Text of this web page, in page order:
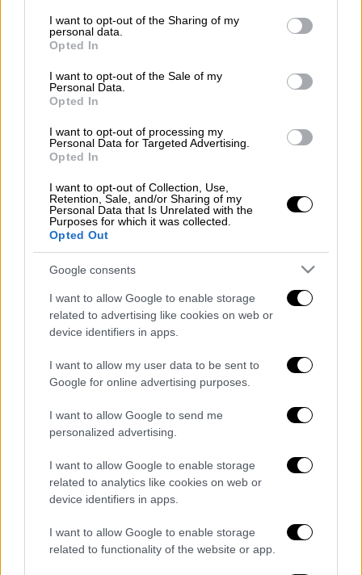
not limited to your visit or usage behaviour. You may click to
grant or deny consent to Google and its third-party tags to
use your data for below specified purposes in below Google
consent section.
I want to opt-out of the Sharing of my
personal data.
Opted In
I want to opt-out of the Sale of my
Personal Data.
Opted In
I want to opt-out of processing my
Personal Data for Targeted Advertising.
Opted In
I want to opt-out of Collection, Use,
Retention, Sale, and/or Sharing of my
Personal Data that Is Unrelated with the
Purposes for which it was collected.
Opted Out
Google consents
I want to allow Google to enable storage
related to advertising like cookies on web or
device identifiers in apps.
I want to allow my user data to be sent to
Google for online advertising purposes.
I want to allow Google to send me
personalized advertising.
I want to allow Google to enable storage
related to analytics like cookies on web or
device identifiers in apps.
I want to allow Google to enable storage
related to functionality of the website or app.
ΔΙΑΒΑΣΤΕ ΕΠΙΣΗΣ
Λέκκας: «Κίνδυνος για ισχυρό σεισμό
και τσουνάμι ανά πάσα στιγμή» στην
Κωνσταντινούπολη
Αμέσως στελέχη Λ.Σ.-ΕΛ.ΑΚΤ. με τη
συνδρομή περιπολικού σκάφους
περισυνέλεξανέναν 23χρονο αλλοδαπό και
τον μετέφεραν αρχικά στη στεριά, όπου
εξετάσθηκεαπό πλήρωμα ασθενοφόρου του
ΕΚΑΒ, ενώ στη συνέχεια διακομίστηκε στο
ΑΧΕΠΑ» Νοσοκομείο Θεσσαλονίκης, για
Τα σχολιά σας δημοσιεύονται άμεσα με δική σας ευθύνη. Το
ΕΘΝΟΣ θα παρεμβαίνει και τα προσβλητικά σχόλια θα